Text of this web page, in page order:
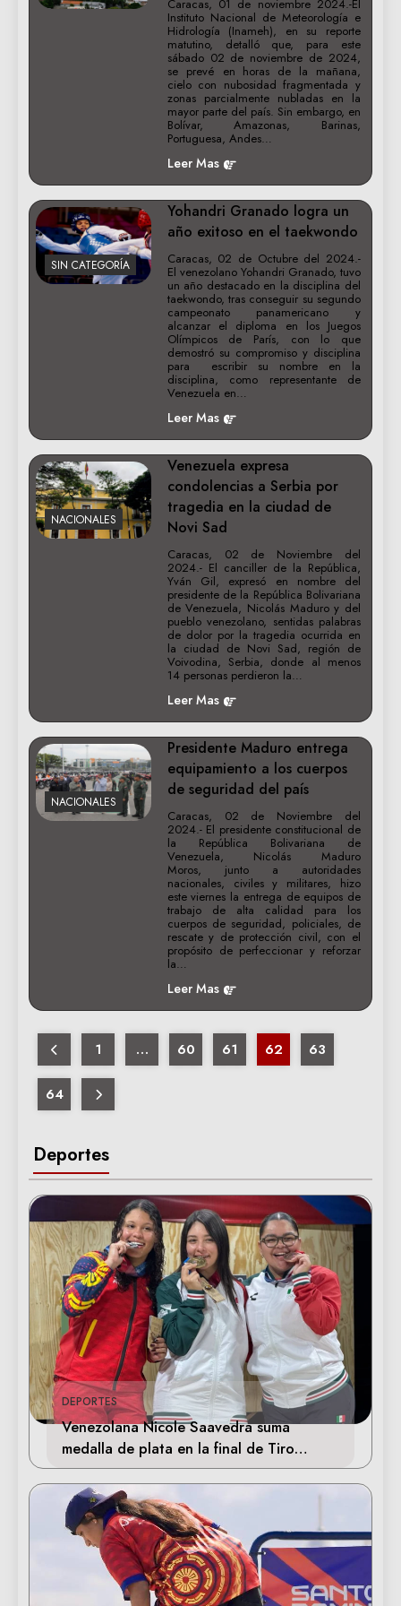
Deportes
DEPORTES
Venezolana Nicole Saavedra suma
medalla de plata en la final de Tiro
Deportivo
Caracas, 01 de noviembre 2024.-El
Instituto Nacional de Meteorología e
Hidrología (Inameh), en su reporte
matutino, detalló que, para este
sábado 02 de noviembre de 2024,
se prevé en horas de la mañana,
cielo con nubosidad fragmentada y
zonas parcialmente nubladas en la
mayor parte del país. Sin embargo, en
Bolívar, Amazonas, Barinas,
Portuguesa, Andes…
Leer Mas
SIN CATEGORÍA
Yohandri Granado logra un
año exitoso en el taekwondo
Caracas, 02 de Octubre del 2024.-
El venezolano Yohandri Granado, tuvo
un año destacado en la disciplina del
taekwondo, tras conseguir su segundo
campeonato panamericano y
alcanzar el diploma en los Juegos
Olímpicos de París, con lo que
demostró su compromiso y disciplina
para escribir su nombre en la
disciplina, como representante de
Venezuela en…
Leer Mas
NACIONALES
Venezuela expresa
condolencias a Serbia por
tragedia en la ciudad de
Novi Sad
Caracas, 02 de Noviembre del
2024.- El canciller de la República,
Yván Gil, expresó en nombre del
presidente de la República Bolivariana
de Venezuela, Nicolás Maduro y del
pueblo venezolano, sentidas palabras
de dolor por la tragedia ocurrida en
la ciudad de Novi Sad, región de
Voivodina, Serbia, donde al menos
14 personas perdieron la…
Leer Mas
NACIONALES
Presidente Maduro entrega
equipamiento a los cuerpos
de seguridad del país
Caracas, 02 de Noviembre del
2024.- El presidente constitucional de
la República Bolivariana de
Venezuela, Nicolás Maduro
Moros, junto a autoridades
nacionales, civiles y militares, hizo
este viernes la entrega de equipos de
trabajo de alta calidad para los
cuerpos de seguridad, policiales, de
rescate y de protección civil, con el
propósito de perfeccionar y reforzar
la…
Leer Mas
1 … 60 61 62 63
64